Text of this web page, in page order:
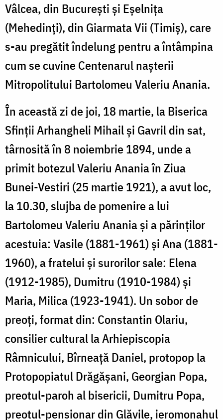
Vâlcea, din București și Eșelnița
(Mehedinți), din Giarmata Vii (Timiș), care
s-au pregătit îndelung pentru a întâmpina
cum se cuvine Centenarul nașterii
Mitropolitului Bartolomeu Valeriu Anania.
În această zi de joi, 18 martie, la Biserica
Sfinții Arhangheli Mihail și Gavril din sat,
târnosită în 8 noiembrie 1894, unde a
primit botezul Valeriu Anania în Ziua
Bunei-Vestiri (25 martie 1921), a avut loc,
la 10.30, slujba de pomenire a lui
Bartolomeu Valeriu Anania și a părinților
acestuia: Vasile (1881-1961) și Ana (1881-
1960), a fratelui și surorilor sale: Elena
(1912-1985), Dumitru (1910-1984) și
Maria, Milica (1923-1941). Un sobor de
preoți, format din: Constantin Olariu,
consilier cultural la Arhiepiscopia
Râmnicului, Bîrneață Daniel, protopop la
Protopopiatul Drăgășani, Georgian Popa,
preotul-paroh al bisericii, Dumitru Popa,
preotul-pensionar din Glăvile, ieromonahul